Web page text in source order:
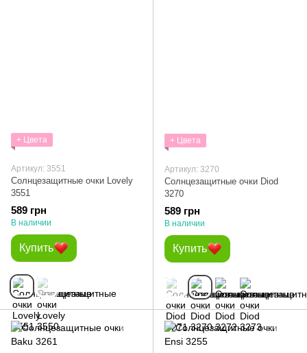
+ Цвета
Артикул: 3551
Солнцезащитные очки Lovely
3551
589 грн
В наличии
Купить
+ Цвета
Артикул: 3270
Солнцезащитные очки Diod
3270
589 грн
В наличии
Купить